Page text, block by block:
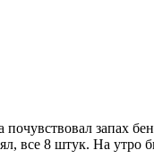
запах
все 8 штук. На утро